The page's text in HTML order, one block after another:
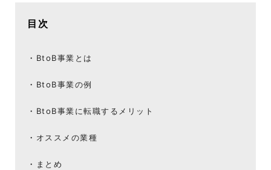
目次
BtoB事業とは
BtoB事業の例
BtoB事業に転職するメリット
オススメの業種
まとめ